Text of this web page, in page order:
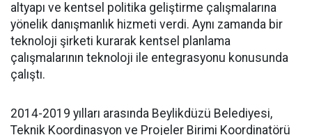
altyapı ve kentsel politika geliştirme çalışmalarına
yönelik danışmanlık hizmeti verdi. Aynı zamanda bir
teknoloji şirketi kurarak kentsel planlama
çalışmalarının teknoloji ile entegrasyonu konusunda
çalıştı.
2014-2019 yılları arasında Beylikdüzü Belediyesi,
Teknik Koordinasyon ve Projeler Birimi Koordinatörü